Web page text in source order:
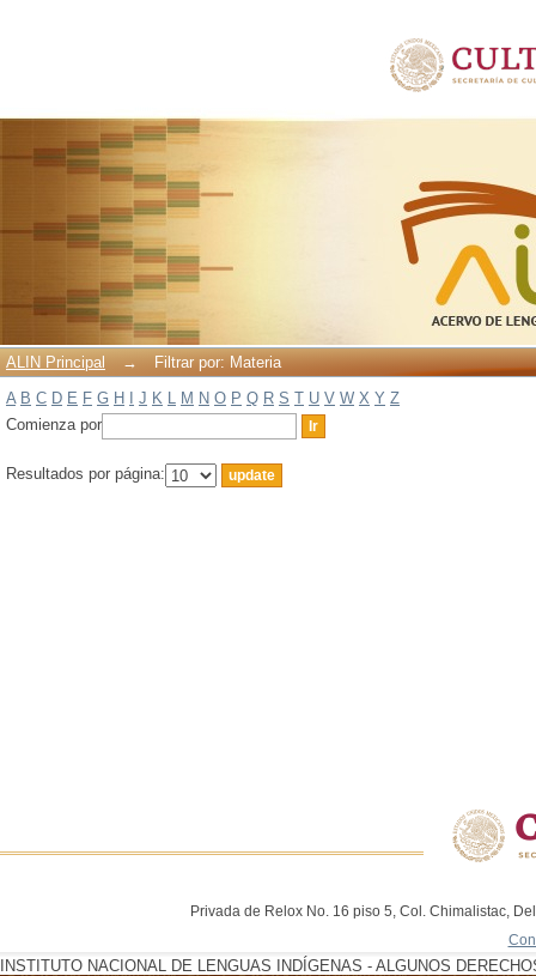
ALIN Principal →
Filtrar por: Materia
A B C D E F G H J K L M N O P Q R S T U V W X Y Z
Comienza por
Resultados por página:
Privada de Relox No. 16 piso 5, Col. Chimalistac,
INSTITUTO NACIONAL DE LENGUAS INDÍGENAS - ALGUNOS